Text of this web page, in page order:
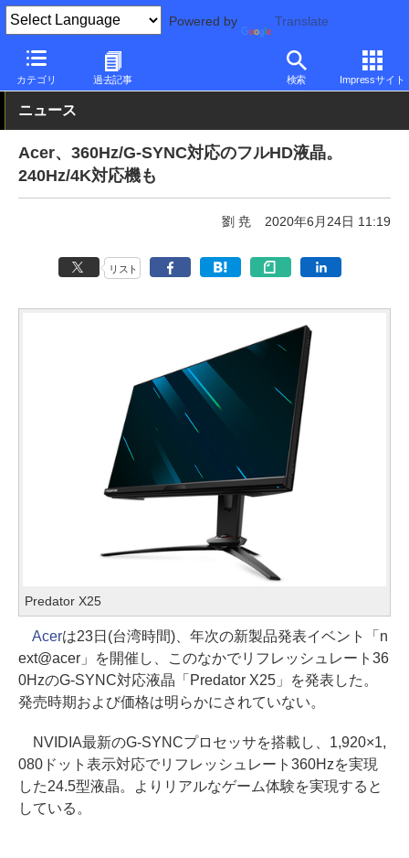
Powered by Translate
カテゴリ 過去記事 検索 Impressサイト
PC Watch 半導体/周辺機器
ニュース
Acer、360Hz/G-SYNC対応のフルHD液晶。
240Hz/4K対応機も
劉 尭 2020年6月24日 11:19
リスト
Predator X25
Acerは23日(台湾時間)、年次の新製品発表イベント「n
ext@acer」を開催し、このなかでリフレッシュレート36
0HzのG-SYNC対応液晶「Predator X25」を発表した。
発売時期および価格は明らかにされていない。
NVIDIA最新のG-SYNCプロセッサを搭載し、1,920×1,
080ドット表示対応でリフレッシュレート360Hzを実現
した24.5型液晶。よりリアルなゲーム体験を実現すると
している。